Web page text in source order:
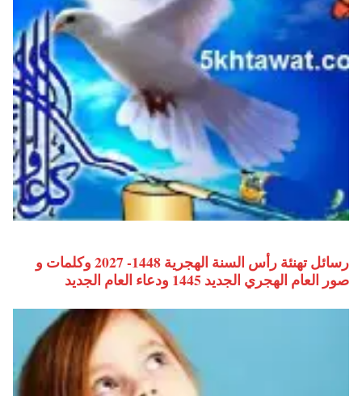
رسائل تهنئة رأس السنة الهجرية 1448- 2027 وكلمات و
صور العام الهجري الجديد 1445 ودعاء العام الجديد